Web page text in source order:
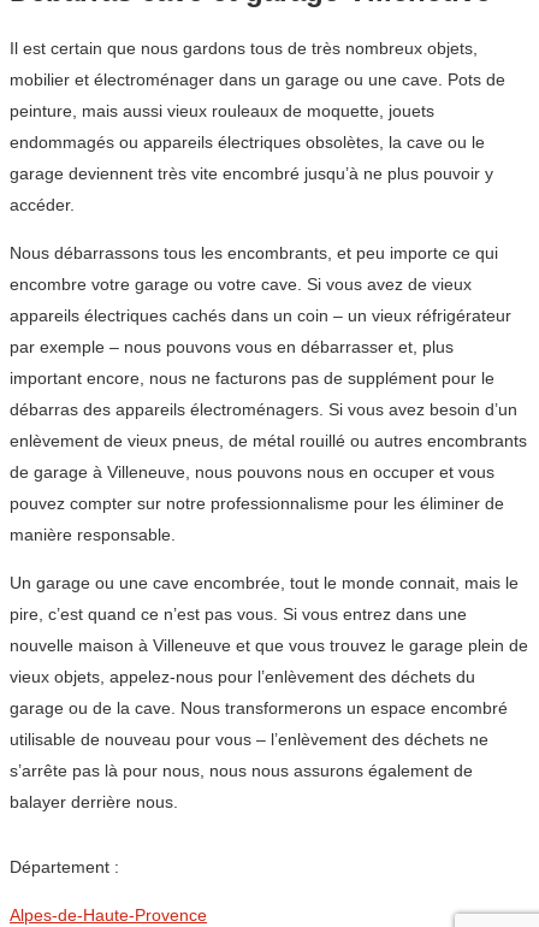
Il est certain que nous gardons tous de très nombreux objets,
mobilier et électroménager dans un garage ou une cave. Pots de
peinture, mais aussi vieux rouleaux de moquette, jouets
endommagés ou appareils électriques obsolètes, la cave ou le
garage deviennent très vite encombré jusqu’à ne plus pouvoir y
accéder.
Nous débarrassons tous les encombrants, et peu importe ce qui
encombre votre garage ou votre cave. Si vous avez de vieux
appareils électriques cachés dans un coin – un vieux réfrigérateur
par exemple – nous pouvons vous en débarrasser et, plus
important encore, nous ne facturons pas de supplément pour le
débarras des appareils électroménagers. Si vous avez besoin d’un
enlèvement de vieux pneus, de métal rouillé ou autres encombrants
de garage à Villeneuve, nous pouvons nous en occuper et vous
pouvez compter sur notre professionnalisme pour les éliminer de
manière responsable.
Un garage ou une cave encombrée, tout le monde connait, mais le
pire, c’est quand ce n’est pas vous. Si vous entrez dans une
nouvelle maison à Villeneuve et que vous trouvez le garage plein de
vieux objets, appelez-nous pour l’enlèvement des déchets du
garage ou de la cave. Nous transformerons un espace encombré
utilisable de nouveau pour vous – l’enlèvement des déchets ne
s’arrête pas là pour nous, nous nous assurons également de
balayer derrière nous.
Département :
Alpes-de-Haute-Provence